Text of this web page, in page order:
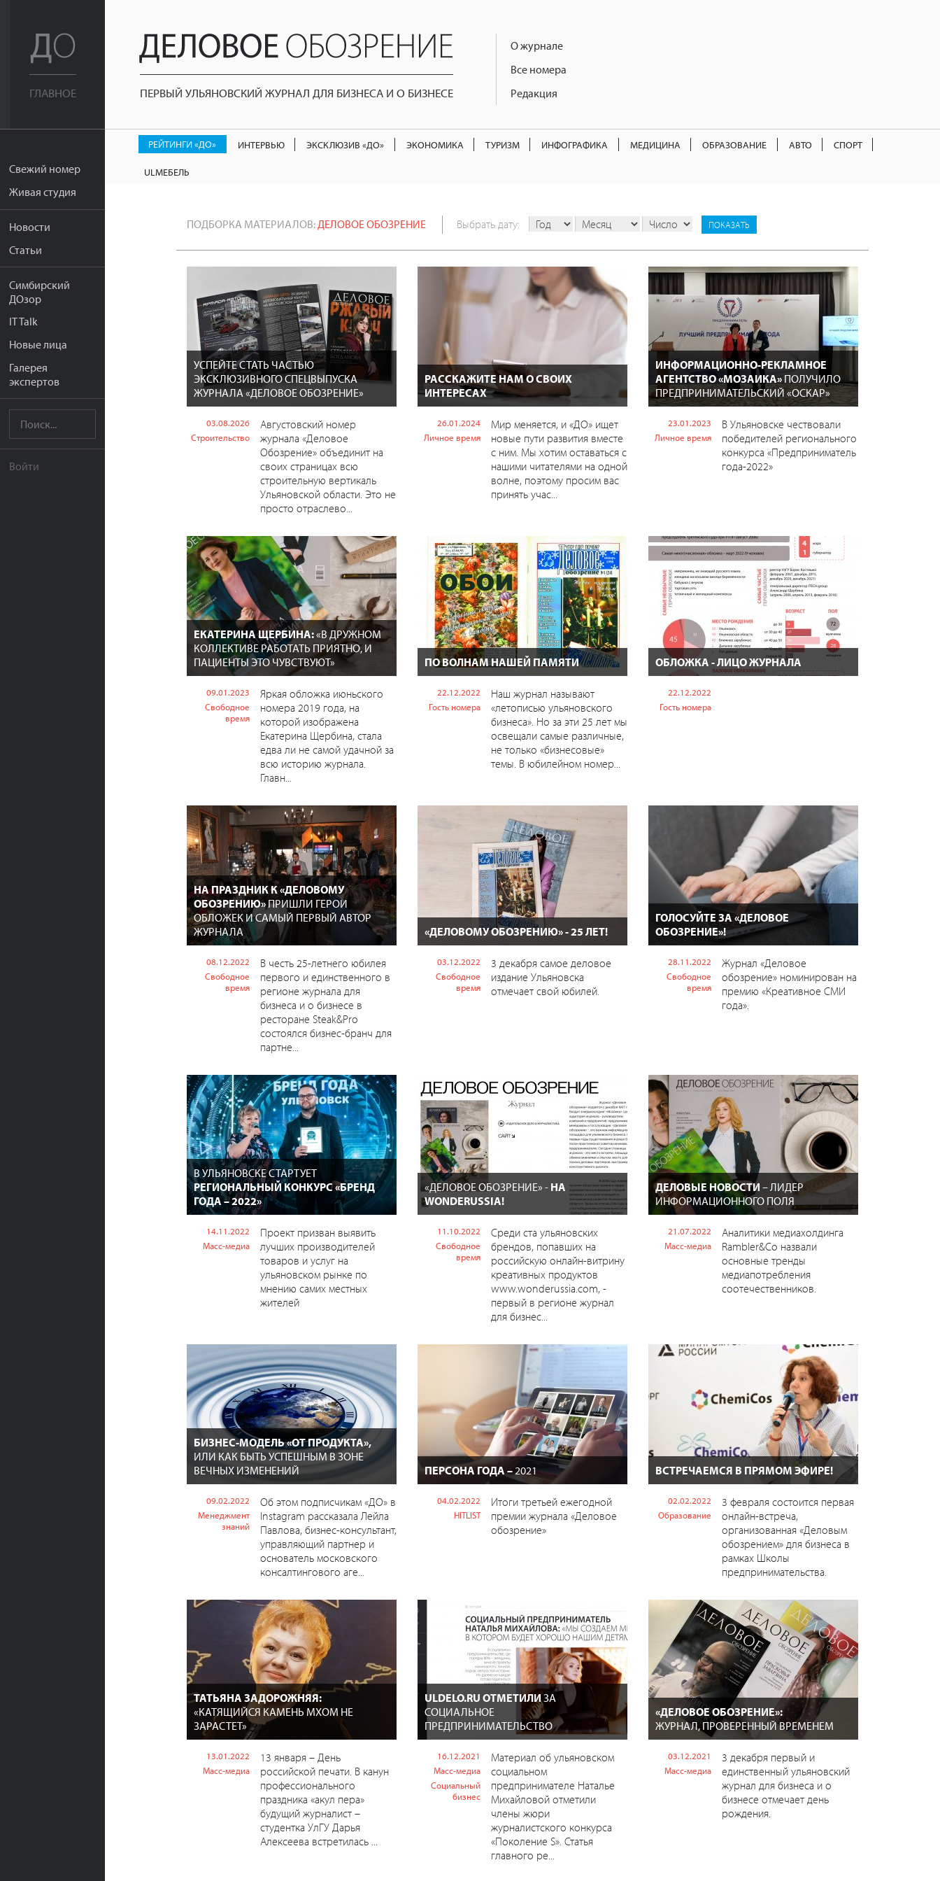
ГЛАВНОЕ
Свежий номер
Живая студия
Новости
Статьи
Симбирский
ДОзор
IT Talk
Новые лица
Галерея
экспертов
Войти
ПЕРВЫЙ УЛЬЯНОВСКИЙ ЖУРНАЛ ДЛЯ БИЗНЕСА И О БИЗНЕСЕ
О журнале
Все номера
Редакция
РЕЙТИНГИ «ДО» ИНТЕРВЬЮ ЭКСКЛЮЗИВ «ДО» ЭКОНОМИКА ТУРИЗМ ИНФОГРАФИКА МЕДИЦИНА ОБРАЗОВАНИЕ АВТО СПОРТ
ULМЕБЕЛЬ
ПОДБОРКА МАТЕРИАЛОВ:ДЕЛОВОЕ ОБОЗРЕНИЕ Выбрать дату:
УСПЕЙТЕ СТАТЬ ЧАСТЬЮ
ЭКСКЛЮЗИВНОГО СПЕЦВЫПУСКА
ЖУРНАЛА «ДЕЛОВОЕ ОБОЗРЕНИЕ»
03.08.2026
Строительство
Августовский номер
журнала «Деловое
Обозрение» объединит на
своих страницах всю
строительную вертикаль
Ульяновской области. Это не
просто отраслево...
РАССКАЖИТЕ НАМ О СВОИХ
ИНТЕРЕСАХ
26.01.2024
Личное время
Мир меняется, и «ДО» ищет
новые пути развития вместе
с ним. Мы хотим оставаться с
нашими читателями на одной
волне, поэтому просим вас
принять учас...
ИНФОРМАЦИОННО-РЕКЛАМНОЕ
АГЕНТСТВО «МОЗАИКА»ПОЛУЧИЛО
ПРЕДПРИНИМАТЕЛЬСКИЙ «ОСКАР»
23.01.2023
Личное время
В Ульяновске чествовали
победителей регионального
конкурса «Предприниматель
года-2022»
ЕКАТЕРИНА ЩЕРБИНА:«В ДРУЖНОМ
КОЛЛЕКТИВЕ РАБОТАТЬ ПРИЯТНО, И
ПАЦИЕНТЫ ЭТО ЧУВСТВУЮТ»
09.01.2023
Свободное
время
Яркая обложка июньского
номера 2019 года, на
которой изображена
Екатерина Щербина, стала
едва ли не самой удачной за
всю историю журнала.
Главн...
ПО ВОЛНАМ НАШЕЙ ПАМЯТИ
22.12.2022
Гость номера
Наш журнал называют
«летописью ульяновского
бизнеса». Но за эти 25 лет мы
освещали самые различные,
не только «бизнесовые»
темы. В юбилейном номер...
ОБЛОЖКА - ЛИЦО ЖУРНАЛА
22.12.2022
Гость номера
НА ПРАЗДНИК К «ДЕЛОВОМУ
ОБОЗРЕНИЮ»ПРИШЛИ ГЕРОИ
ОБЛОЖЕК И САМЫЙ ПЕРВЫЙ АВТОР
ЖУРНАЛА
08.12.2022
Свободное
время
В честь 25-летнего юбилея
первого и единственного в
регионе журнала для
бизнеса и о бизнесе в
ресторане Steak&Pro
состоялся бизнес-бранч для
партне...
«ДЕЛОВОМУ ОБОЗРЕНИЮ» - 25 ЛЕТ!
03.12.2022
Свободное
время
3 декабря самое деловое
издание Ульяновска
отмечает свой юбилей.
ГОЛОСУЙТЕ ЗА «ДЕЛОВОЕ
ОБОЗРЕНИЕ»!
28.11.2022
Свободное
время
Журнал «Деловое
обозрение» номинирован на
премию «Креативное СМИ
года».
В УЛЬЯНОВСКЕ СТАРТУЕТ
РЕГИОНАЛЬНЫЙ КОНКУРС «БРЕНД
ГОДА – 2022»
14.11.2022
Масс-медиа
Проект призван выявить
лучших производителей
товаров и услуг на
ульяновском рынке по
мнению самих местных
жителей
«ДЕЛОВОЕ ОБОЗРЕНИЕ» - НА
WONDERUSSIA!
11.10.2022
Свободное
время
Среди ста ульяновских
брендов, попавших на
российскую онлайн-витрину
креативных продуктов
www.wonderussia.com, -
первый в регионе журнал
для бизнес...
ДЕЛОВЫЕ НОВОСТИ – ЛИДЕР
ИНФОРМАЦИОННОГО ПОЛЯ
21.07.2022
Масс-медиа
Аналитики медиахолдинга
Rambler&Co назвали
основные тренды
медиапотребления
соотечественников.
БИЗНЕС-МОДЕЛЬ «ОТ ПРОДУКТА»,
ИЛИ КАК БЫТЬ УСПЕШНЫМ В ЗОНЕ
ВЕЧНЫХ ИЗМЕНЕНИЙ
09.02.2022
Менеджмент
знаний
Об этом подписчикам «ДО» в
Instagram рассказала Лейла
Павлова, бизнес-консультант,
управляющий партнер и
основатель московского
консалтингового аге...
ПЕРСОНА ГОДА – 2021
04.02.2022
HITLIST
Итоги третьей ежегодной
премии журнала «Деловое
обозрение»
ВСТРЕЧАЕМСЯ В ПРЯМОМ ЭФИРЕ!
02.02.2022
Образование
3 февраля состоится первая
онлайн-встреча,
организованная «Деловым
обозрением» для бизнеса в
рамках Школы
предпринимательства.
ТАТЬЯНА ЗАДОРОЖНЯЯ:
«КАТЯЩИЙСЯ КАМЕНЬ МХОМ НЕ
ЗАРАСТЕТ»
13.01.2022
Масс-медиа
13 января – День
российской печати. В канун
профессионального
праздника «акул пера»
будущий журналист –
студентка УлГУ Дарья
Алексеева встретилась ...
ULDELO.RU ОТМЕТИЛИЗА
СОЦИАЛЬНОЕ
ПРЕДПРИНИМАТЕЛЬСТВО
16.12.2021
Масс-медиа
Социальный
бизнес
Материал об ульяновском
социальном
предпринимателе Наталье
Михайловой отметили
члены жюри
журналистского конкурса
«Поколение S». Статья
главного ре...
«ДЕЛОВОЕ ОБОЗРЕНИЕ»:
ЖУРНАЛ, ПРОВЕРЕННЫЙ ВРЕМЕНЕМ
03.12.2021
Масс-медиа
3 декабря первый и
единственный ульяновский
журнал для бизнеса и о
бизнесе отмечает день
рождения.